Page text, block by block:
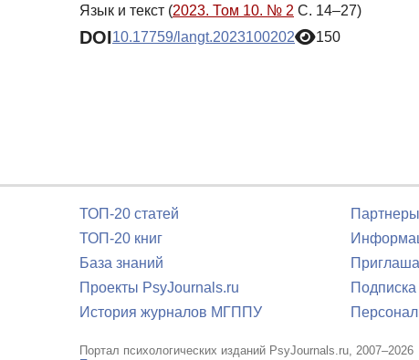
Язык и текст (2023. Том 10. № 2 С. 14–27)
DOI10.17759/langt.2023100202 150
ТОП-20 статей
ТОП-20 книг
База знаний
Проекты PsyJournals.ru
История журналов МГППУ
Портал психологических изданий PsyJournals.ru, 2007–2026